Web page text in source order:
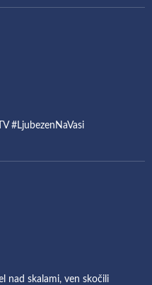
#LjubezenNaVasi
nad skalami, ven skočili